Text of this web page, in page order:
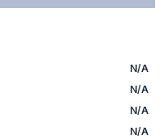
N/A
N/A
N/A
N/A